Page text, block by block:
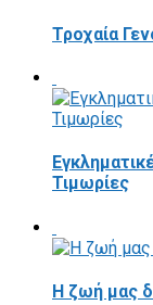
Τροχαία
Τιμωρίες
Η ζωή μας